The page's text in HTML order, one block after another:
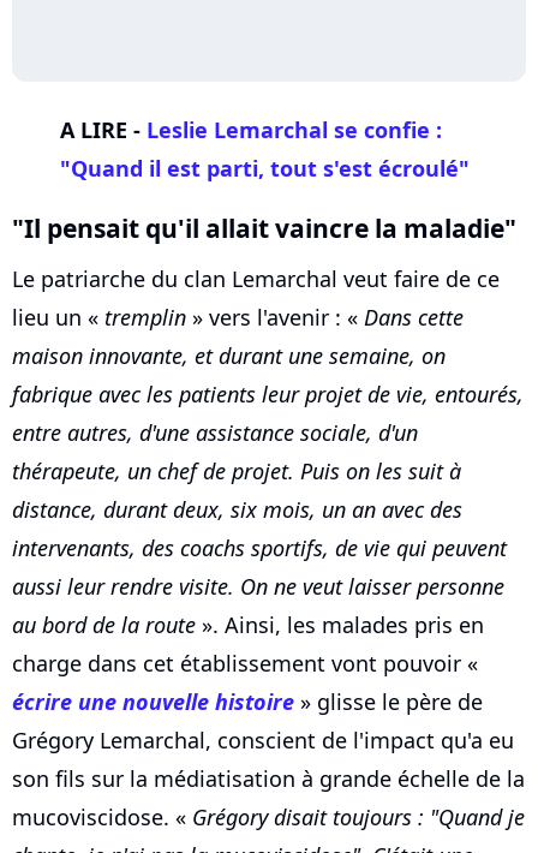
A LIRE - Leslie Lemarchal se confie :
"Quand il est parti, tout s'est écroulé"
"Il pensait qu'il allait vaincre la maladie"
Le patriarche du clan Lemarchal veut faire de ce
lieu un « tremplin » vers l'avenir : « Dans cette
maison innovante, et durant une semaine, on
fabrique avec les patients leur projet de vie, entourés,
entre autres, d'une assistance sociale, d'un
thérapeute, un chef de projet. Puis on les suit à
distance, durant deux, six mois, un an avec des
intervenants, des coachs sportifs, de vie qui peuvent
aussi leur rendre visite. On ne veut laisser personne
au bord de la route ». Ainsi, les malades pris en
charge dans cet établissement vont pouvoir «
écrire une nouvelle histoire » glisse le père de
Grégory Lemarchal, conscient de l'impact qu'a eu
son fils sur la médiatisation à grande échelle de la
mucoviscidose. « Grégory disait toujours : "Quand je